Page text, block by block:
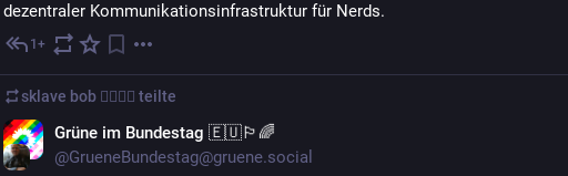
dezentraler Kommunikationsinfrastruktur für Nerds.
1+
sklave bob 🏳️‍🌈🖤🔐 teilte
Grüne im Bundestag 🇪🇺🏳️‍🌈
@GrueneBundestag@gruene.social